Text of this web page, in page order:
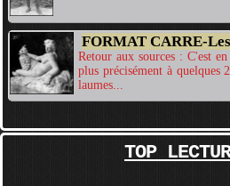
FORMAT CARRE-
Retour aux sources : C'est
plus précisément à quelques
laumes...
TOP